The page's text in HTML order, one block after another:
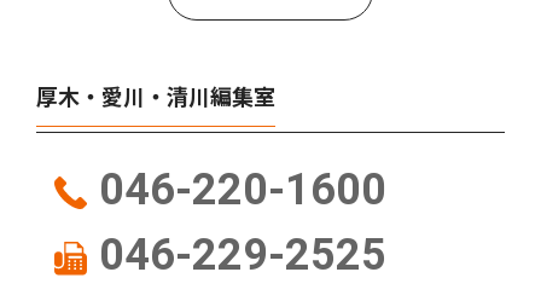
厚木・愛川・清川編集室
046-220-1600
046-229-2525